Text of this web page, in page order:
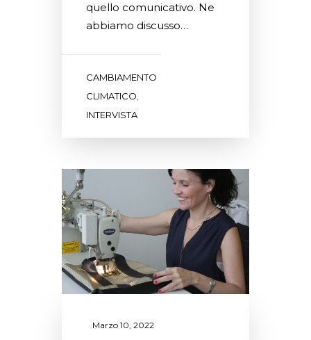
quello comunicativo. Ne
abbiamo discusso…
CAMBIAMENTO
CLIMATICO,
INTERVISTA
Marzo 10, 2022